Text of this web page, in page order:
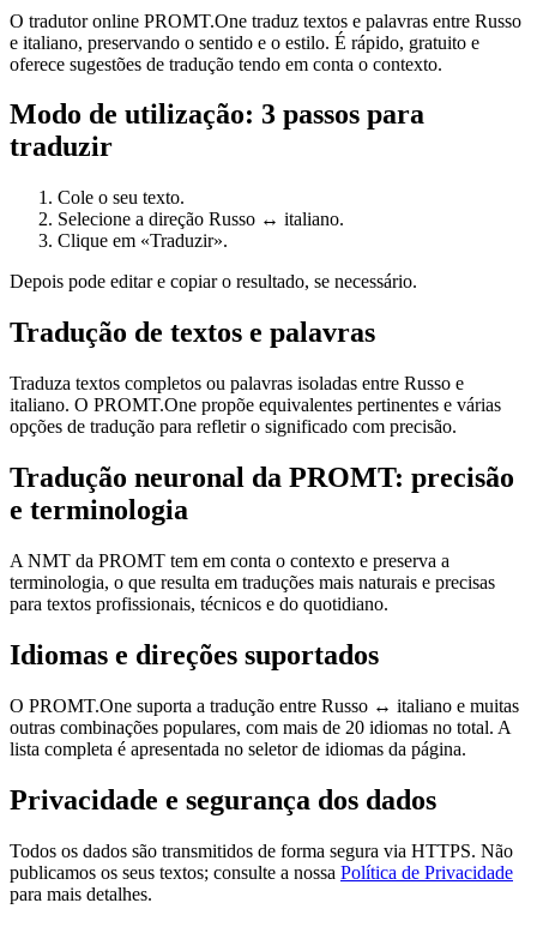
O tradutor online PROMT.One traduz textos e palavras entre Russo
e italiano, preservando o sentido e o estilo. É rápido, gratuito e
oferece sugestões de tradução tendo em conta o contexto.
Modo de utilização: 3 passos para
traduzir
Cole o seu texto.
Selecione a direção Russo ↔ italiano.
Clique em «Traduzir».
Depois pode editar e copiar o resultado, se necessário.
Tradução de textos e palavras
Traduza textos completos ou palavras isoladas entre Russo e
italiano. O PROMT.One propõe equivalentes pertinentes e várias
opções de tradução para refletir o significado com precisão.
Tradução neuronal da PROMT: precisão
e terminologia
A NMT da PROMT tem em conta o contexto e preserva a
terminologia, o que resulta em traduções mais naturais e precisas
para textos profissionais, técnicos e do quotidiano.
Idiomas e direções suportados
O PROMT.One suporta a tradução entre Russo ↔ italiano e muitas
outras combinações populares, com mais de 20 idiomas no total. A
lista completa é apresentada no seletor de idiomas da página.
Privacidade e segurança dos dados
Todos os dados são transmitidos de forma segura via HTTPS. Não
publicamos os seus textos; consulte a nossa Política de Privacidade
para mais detalhes.